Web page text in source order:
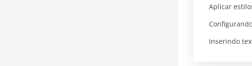
Aplicar
Inserindo